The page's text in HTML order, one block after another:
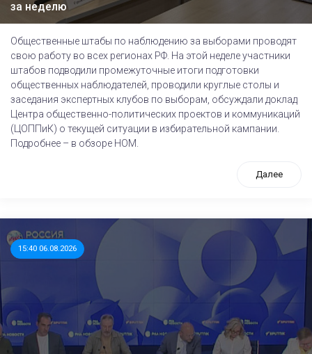
за неделю
Общественные штабы по наблюдению за выборами проводят
свою работу во всех регионах РФ. На этой неделе участники
штабов подводили промежуточные итоги подготовки
общественных наблюдателей, проводили круглые столы и
заседания экспертных клубов по выборам, обсуждали доклад
Центра общественно-политических проектов и коммуникаций
(ЦОППиК) о текущей ситуации в избирательной кампании.
Подробнее – в обзоре НОМ.
Далее
15:40 06.08.2026